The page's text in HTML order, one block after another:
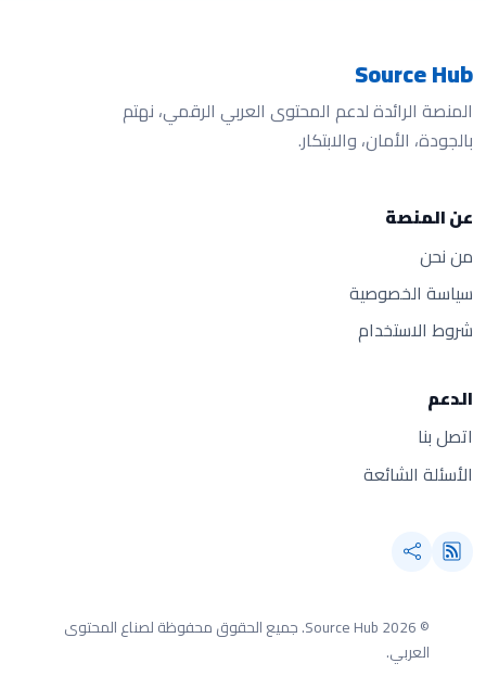
Source Hub
المنصة الرائدة لدعم المحتوى العربي الرقمي، نهتم
بالجودة، الأمان، والابتكار.
عن المنصة
من نحن
سياسة الخصوصية
شروط الاستخدام
الدعم
اتصل بنا
الأسئلة الشائعة
© 2026 Source Hub.
جميع الحقوق محفوظة لصناع المحتوى
العربي.